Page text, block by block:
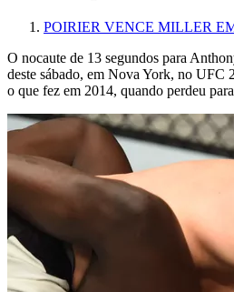
POIRIER VENCE MILLER
O nocaute de 13 segundos para
deste sábado, em Nova York, no UFC
o que fez em 2014, quando perdeu